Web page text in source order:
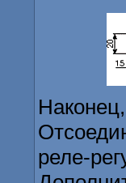
реле-